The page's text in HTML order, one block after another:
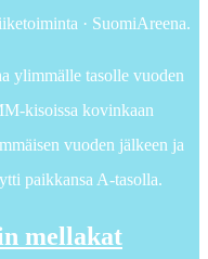
· SuomiAreena.
ylimmälle tasolle vuoden
kisoissa kovinkaan
vuoden jälkeen ja
paikkansa A-tasolla.
mellakat